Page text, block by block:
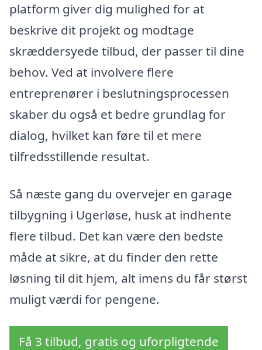
platform giver dig mulighed for at
beskrive dit projekt og modtage
skræddersyede tilbud, der passer til dine
behov. Ved at involvere flere
entreprenører i beslutningsprocessen
skaber du også et bedre grundlag for
dialog, hvilket kan føre til et mere
tilfredsstillende resultat.
Så næste gang du overvejer en garage
tilbygning i Ugerløse, husk at indhente
flere tilbud. Det kan være den bedste
måde at sikre, at du finder den rette
løsning til dit hjem, alt imens du får størst
muligt værdi for pengene.
Få 3 tilbud, gratis og uforpligtende